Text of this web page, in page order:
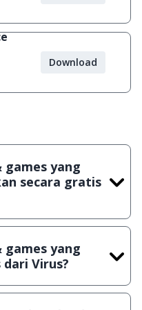
Download
games yang
secara gratis
& games yang
games yang
Virus?
dengan 3 jenis